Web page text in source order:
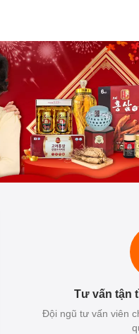
Tư vấn tận
Đội ngũ tư vấn viên